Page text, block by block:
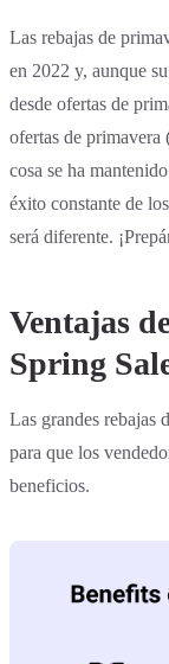
Las rebajas de
en 2022 y, aunque
desde ofertas de
ofertas de
cosa se ha
éxito constante de
será diferente.
Ventajas
Spring
Las grandes rebajas
para que los
beneficios.